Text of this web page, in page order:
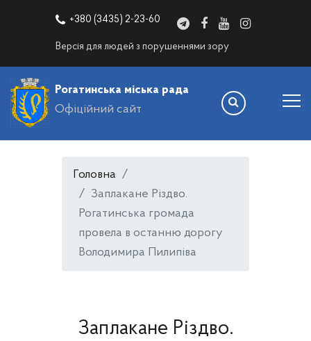
+380 (3435) 2-23-60
Версія для людей з порушеннями зору
Рогатинська міська рада
Офіційний сайт
Головна
Заплакане Різдво.
Рогатинська громада
провела в останню дорогу
Володимира Пилипіва
Заплакане Різдво.